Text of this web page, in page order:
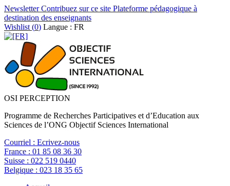
NewsletterContribuez sur ce site Plateforme pédagogique à
destination des enseignants
Wishlist (0) Langue : FR
OSI PERCEPTION
Programme de Recherches Participatives et d’Education aux
Sciences de l’ONG Objectif Sciences International
Courriel : Ecrivez-nous
France : 01 85 08 36 30
Suisse : 022 519 0440
Belgique : 023 18 35 65